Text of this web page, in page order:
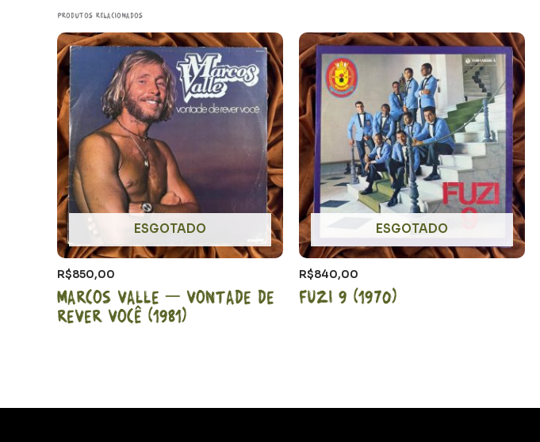
Produtos relacionados
ESGOTADO
R$850,00
Marcos Valle – Vontade de
rever você (1981)
ESGOTADO
R$840,00
Fuzi 9 (1970)